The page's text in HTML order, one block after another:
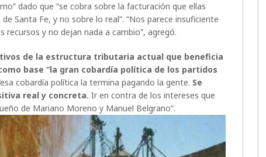
dado que “se cobra sobre la facturación que ellas
Santa Fe, y no sobre lo real”. “Nos parece insuficiente
recursos y no dejan nada a cambio”, agregó.
de la estructura tributaria actual que beneficia
base “la gran cobardía política de los partidos
cobardía política la termina pagando la gente. Se
real y concreta. Ir en contra de los intereses que
de Mariano Moreno y Manuel Belgrano”.